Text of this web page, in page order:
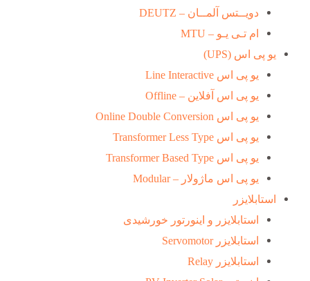
دویــتس آلمــان – DEUTZ
ام تـی یـو – MTU
یو پی اس (UPS)
یو پی اس Line Interactive
یو پی اس آفلاین – Offline
یو پی اس Online Double Conversion
یو پی اس Transformer Less Type
یو پی اس Transformer Based Type
یو پی اس ماژولار – Modular
استابلایزر
استابلایزر و اینورتور خورشیدی
استابلایزر Servomotor
استابلایزر Relay